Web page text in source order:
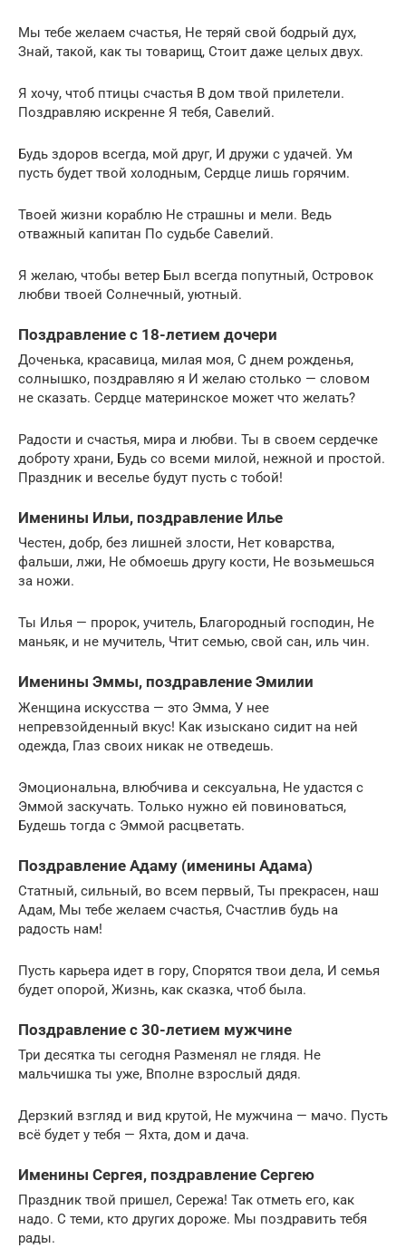
Мы тебе желаем счастья, Не теряй свой бодрый дух,
Знай, такой, как ты товарищ, Стоит даже целых двух.
Я хочу, чтоб птицы счастья В дом твой прилетели.
Поздравляю искренне Я тебя, Савелий.
Будь здоров всегда, мой друг, И дружи с удачей. Ум
пусть будет твой холодным, Сердце лишь горячим.
Твоей жизни кораблю Не страшны и мели. Ведь
отважный капитан По судьбе Савелий.
Я желаю, чтобы ветер Был всегда попутный, Островок
любви твоей Солнечный, уютный.
Поздравление с 18-летием дочери
Доченька, красавица, милая моя, С днем рожденья,
солнышко, поздравляю я И желаю столько — словом
не сказать. Сердце материнское может что желать?
Радости и счастья, мира и любви. Ты в своем сердечке
доброту храни, Будь со всеми милой, нежной и простой.
Праздник и веселье будут пусть с тобой!
Именины Ильи, поздравление Илье
Честен, добр, без лишней злости, Нет коварства,
фальши, лжи, Не обмоешь другу кости, Не возьмешься
за ножи.
Ты Илья — пророк, учитель, Благородный господин, Не
маньяк, и не мучитель, Чтит семью, свой сан, иль чин.
Именины Эммы, поздравление Эмилии
Женщина искусства — это Эмма, У нее
непревзойденный вкус! Как изыскано сидит на ней
одежда, Глаз своих никак не отведешь.
Эмоциональна, влюбчива и сексуальна, Не удастся с
Эммой заскучать. Только нужно ей повиноваться,
Будешь тогда с Эммой расцветать.
Поздравление Адаму (именины Адама)
Статный, сильный, во всем первый, Ты прекрасен, наш
Адам, Мы тебе желаем счастья, Счастлив будь на
радость нам!
Пусть карьера идет в гору, Спорятся твои дела, И семья
будет опорой, Жизнь, как сказка, чтоб была.
Поздравление с 30-летием мужчине
Три десятка ты сегодня Разменял не глядя. Не
мальчишка ты уже, Вполне взрослый дядя.
Дерзкий взгляд и вид крутой, Не мужчина — мачо. Пусть
всё будет у тебя — Яхта, дом и дача.
Именины Сергея, поздравление Сергею
Праздник твой пришел, Сережа! Так отметь его, как
надо. С теми, кто других дороже. Мы поздравить тебя
рады.